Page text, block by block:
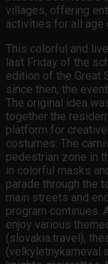
villages, offering
activities for all age
This colorful and
last Friday of the
edition of the Great
since then, the
The original idea
together the
platform for
costumes. The
pedestrian zone in
in colorful masks
parade through the
main streets and
program continues.
enjoy various
(slovakia.travel),